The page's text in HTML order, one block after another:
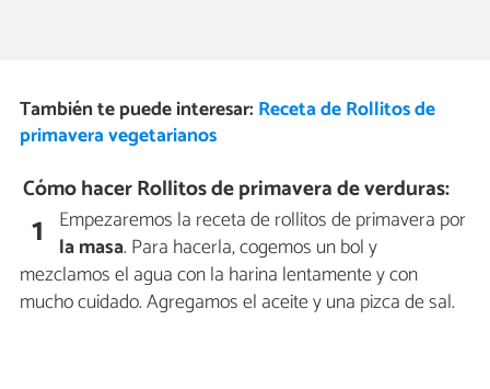
También te puede interesar: Receta de Rollitos de
primavera vegetarianos
Cómo hacer Rollitos de primavera de verduras:
1 Empezaremos la receta de rollitos de primavera por
la masa. Para hacerla, cogemos un bol y
mezclamos el agua con la harina lentamente y con
mucho cuidado. Agregamos el aceite y una pizca de sal.